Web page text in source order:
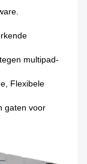
multipad-
Flexibele
gaten voor